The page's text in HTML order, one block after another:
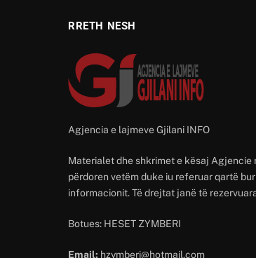
RRETH NESH
Agjencia e lajmeve Gjilani INFO
Materialet dhe shkrimet e kësaj Agjencie
përdoren vetëm duke iu referuar qartë
informacionit. Të drejtat janë të
Botues: HESET ZYMBERI
Email: hzymberi@hotmail.com